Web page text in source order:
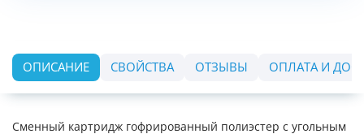
ОПИСАНИЕ СВОЙСТВА ОТЗЫВЫ ОПЛАТА И
Сменный картридж гофрированный полиэстер с угольным